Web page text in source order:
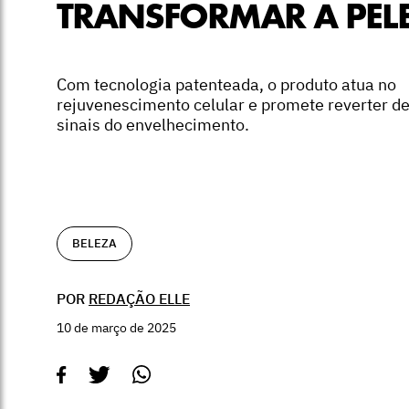
TRANSFORMAR A
Com tecnologia patenteada, o produto atua no
rejuvenescimento celular e promete reverter
sinais do envelhecimento.
BELEZA
POR REDAÇÃO ELLE
10 de março de 2025